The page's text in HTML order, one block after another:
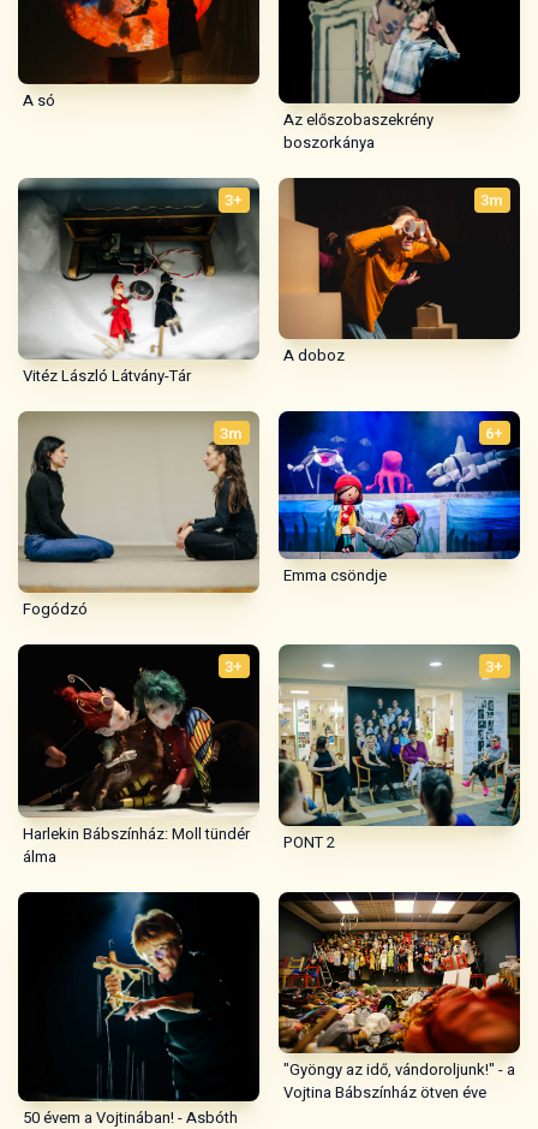
A só
Az előszobaszekrény
boszorkánya
3+
Vitéz László Látvány-Tár
3m
A doboz
3m
Fogódzó
6+
Emma csöndje
3+
Harlekin Bábszínház: Moll tündér
álma
3+
PONT 2
50 évem a Vojtinában! - Asbóth
"Gyöngy az idő, vándoroljunk!" - a
Vojtina Bábszínház ötven éve